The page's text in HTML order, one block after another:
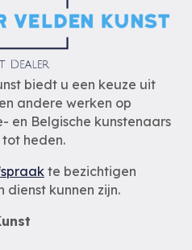
biedt u een keuze uit
andere werken op
en Belgische kunstenaars
heden.
te bezichtigen
kunnen zijn.